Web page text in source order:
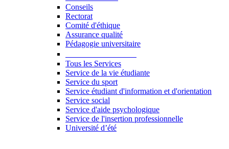
Conseils
Rectorat
Comité d'éthique
Assurance qualité
Pédagogie universitaire
Tous les Services
Service de la vie étudiante
Service du sport
Service étudiant d'information et d'orientation
Service social
Service d'aide psychologique
Service de l'insertion professionnelle
Université d’été